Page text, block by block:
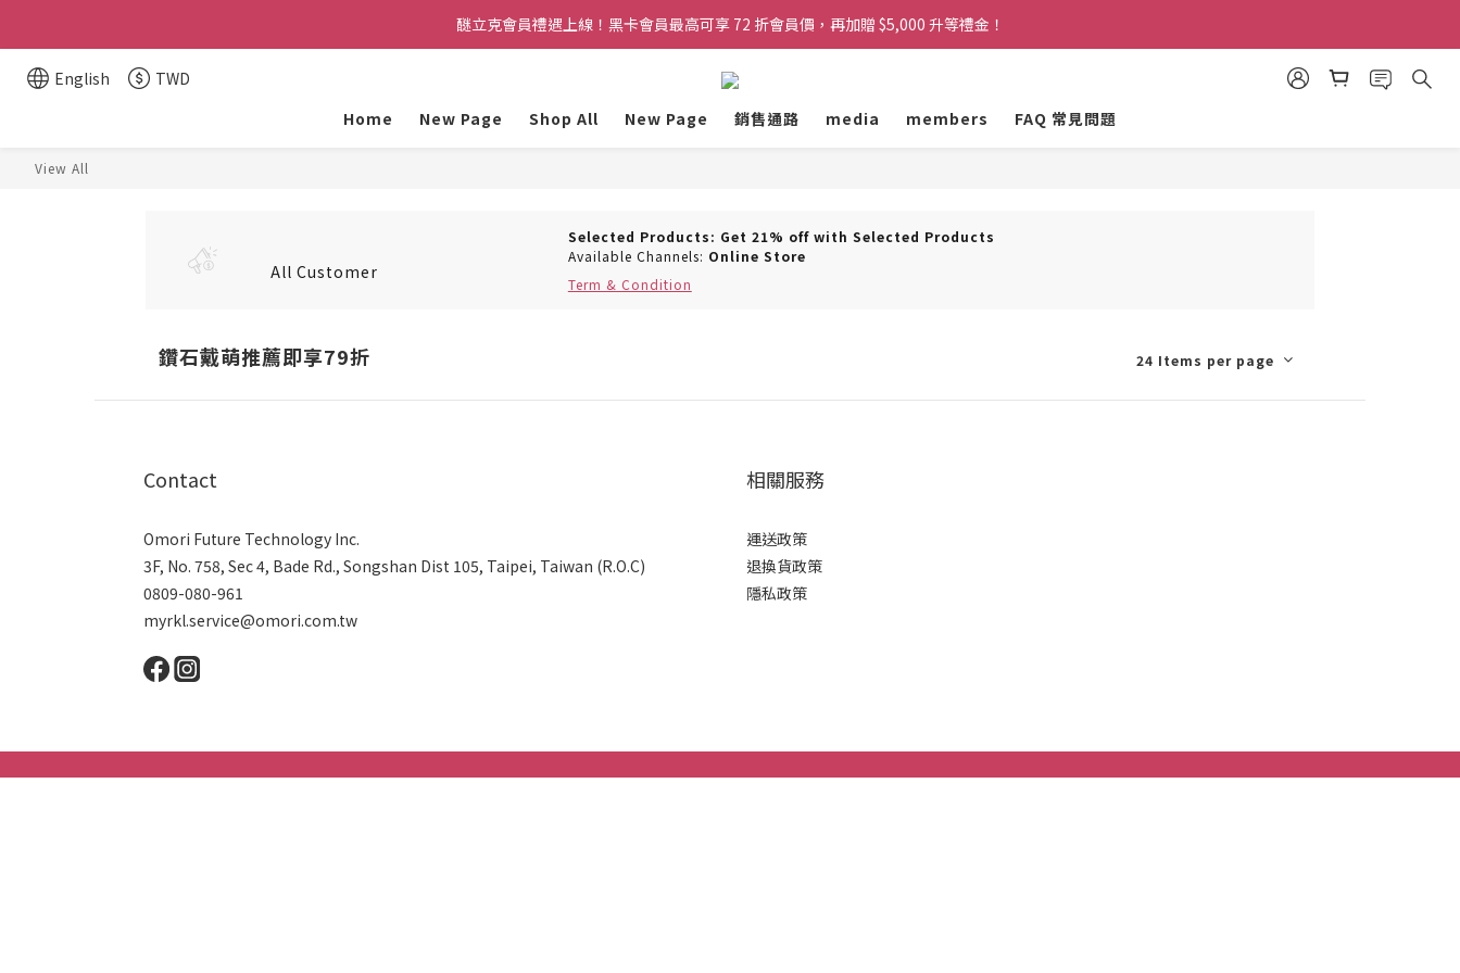
醚立克會員禮遇上線！黑卡會員最高可享 72 折會員價，再加贈 $5,000 升等禮金！
醚立克會員禮遇上線！黑卡會員最高可享 72 折會員價，再加贈 $5,000 升等禮金！
凡會員下單，訂單皆可享免運服務！
醚立克會員禮遇上線！黑卡會員最高可享 72 折會員價，再加贈 $5,000 升等禮金！
English
TWD
Home
New Page Shop All New Page 銷售通路 media members FAQ 常見問題
View All
All Customer
Selected Products: Get 21% off with Selected Products
Available Channels: Online Store
Term & Condition
鑽石戴萌推薦即享79折 24 Items per page
Contact
Omori Future Technology Inc.
3F, No. 758, Sec 4, Bade Rd., Songshan Dist 105, Taipei, Taiwan (R.O.C)
0809-080-961
myrkl.service@omori.com.tw
相關服務
運送政策
退換貨政策
隱私政策